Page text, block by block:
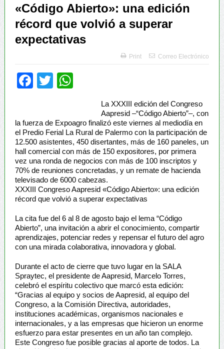
«Código Abierto»: una edición
récord que volvió a superar
expectativas
Print Correo Electrónico
Facebook
Twitter
La XXXIII edición del Congreso
Aapresid –“Código Abierto”–, con
la fuerza de Expoagro finalizó este viernes al mediodía en
el Predio Ferial La Rural de Palermo con la participación de
12.500 asistentes, 450 disertantes, más de 160 paneles, un
hall comercial con más de 150 expositores, por primera
vez una ronda de negocios con más de 100 inscriptos y
70% de reuniones concretadas, y un remate de hacienda
televisado de 6000 cabezas.
XXXIII Congreso Aapresid «Código Abierto»: una edición
récord que volvió a superar expectativas
La cita fue del 6 al 8 de agosto bajo el lema “Código
Abierto”, una invitación a abrir el conocimiento, compartir
aprendizajes, potenciar redes y repensar el futuro del agro
con una mirada colaborativa, innovadora y global.
Durante el acto de cierre que tuvo lugar en la SALA
Spraytec, el presidente de Aapresid, Marcelo Torres,
celebró el espíritu colectivo que marcó esta edición:
“Gracias al equipo y socios de Aapresid, al equipo del
Congreso, a la Comisión Directiva, autoridades,
instituciones académicas, organismos nacionales e
internacionales, y a las empresas que hicieron un enorme
esfuerzo para estar presentes en un año tan complejo.
Este Congreso fue posible gracias al aporte de todos. La